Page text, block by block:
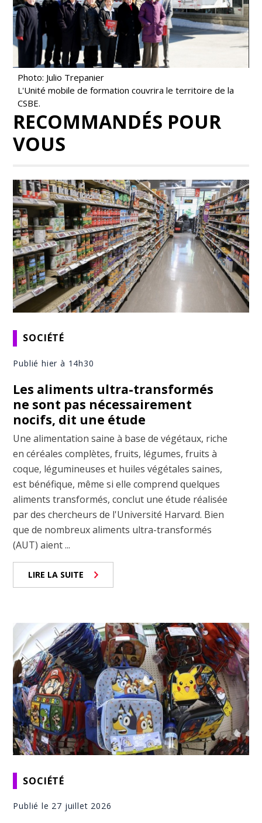
Photo: Julio Trepanier
L'Unité mobile de formation couvrira le territoire de la
CSBE.
RECOMMANDÉS POUR
VOUS
SOCIÉTÉ
Publié hier à 14h30
Les aliments ultra-transformés
ne sont pas nécessairement
nocifs, dit une étude
Une alimentation saine à base de végétaux, riche
en céréales complètes, fruits, légumes, fruits à
coque, légumineuses et huiles végétales saines,
est bénéfique, même si elle comprend quelques
aliments transformés, conclut une étude réalisée
par des chercheurs de l'Université Harvard. Bien
que de nombreux aliments ultra-transformés
(AUT) aient ...
LIRE LA SUITE
SOCIÉTÉ
Publié le 27 juillet 2026